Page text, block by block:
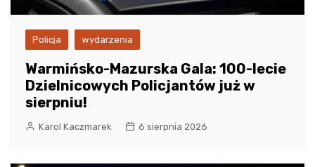
Policja wydarzenia
Warmińsko-Mazurska Gala: 100-lecie
Dzielnicowych Policjantów już w
sierpniu!
Karol Kaczmarek 6 sierpnia 2026